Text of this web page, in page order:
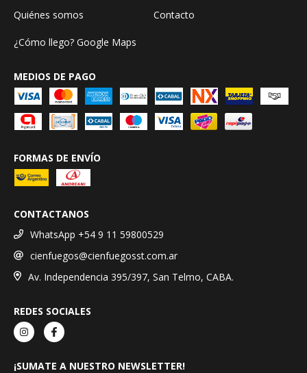
Quiénes somos
Contacto
¿Cómo llego? Google Maps
MEDIOS DE PAGO
FORMAS DE ENVÍO
CONTACTANOS
WhatsApp +54 9 11 59800529
cienfuegos@cienfuegosst.com.ar
Av. Independencia 395/397, San Telmo, CABA.
REDES SOCIALES
¡SUMATE A NUESTRO NEWSLETTER!